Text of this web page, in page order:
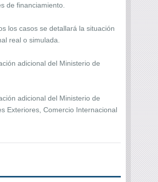
de financiamiento.
los casos se detallará la situación
real o simulada.
adicional del Ministerio de
adicional del Ministerio de
Exteriores, Comercio Internacional